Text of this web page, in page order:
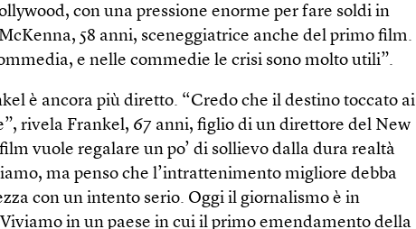
con una pressione enorme per fare soldi in
58 anni, sceneggiatrice anche del primo film.
e nelle commedie le crisi sono molto utili”.
è ancora più diretto. “Credo che il destino toccato ai
rivela Frankel, 67 anni, figlio di un direttore del New
vuole regalare un po’ di sollievo dalla dura realtà
ma penso che l’intrattenimento migliore debba
con un intento serio. Oggi il giornalismo è in
in un paese in cui il primo emendamento della